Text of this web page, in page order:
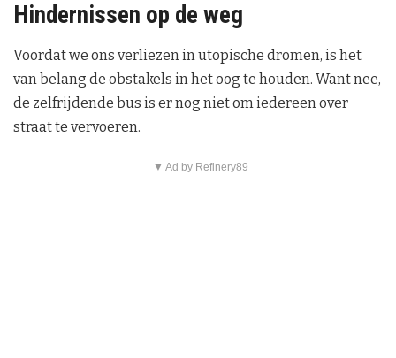
Hindernissen op de weg
Voordat we ons verliezen in utopische dromen, is het
van belang de obstakels in het oog te houden. Want nee,
de zelfrijdende bus is er nog niet om iedereen over
straat te vervoeren.
▼ Ad by Refinery89